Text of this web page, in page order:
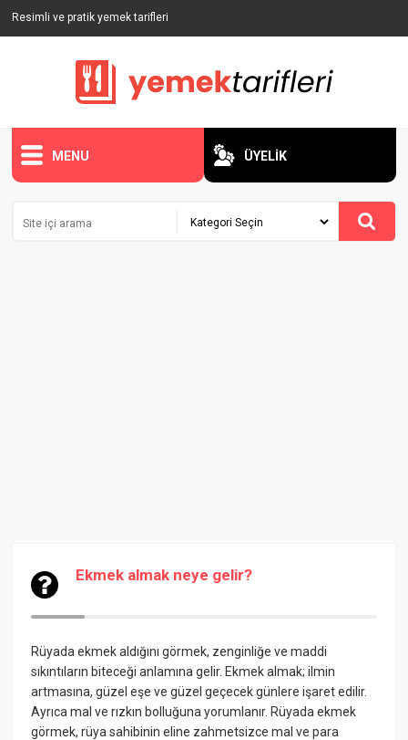
Resimli ve pratik yemek tarifleri
MENU ÜYELİK
Ekmek almak neye gelir?
Rüyada ekmek aldığını görmek, zenginliğe ve maddi
sıkıntıların biteceği anlamına gelir. Ekmek almak; ilmin
artmasına, güzel eşe ve güzel geçecek günlere işaret edilir.
Ayrıca mal ve rızkın bolluğuna yorumlanır. Rüyada ekmek
görmek, rüya sahibinin eline zahmetsizce mal ve para